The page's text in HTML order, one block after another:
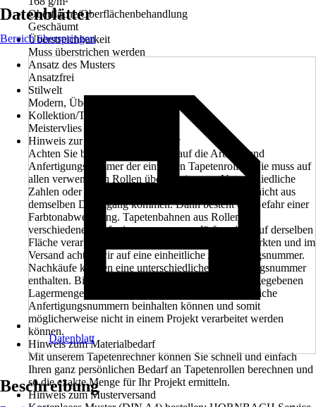
Oberfläche/Oberflächenbehandlung
Geschäumt
Überstreichbarkeit
Muss überstrichen werden
Ansatz des Musters
Ansatzfrei
Stilwelt
Modern, Überstreichen
Kollektion/Tapetenbuch
Meistervlies PRO Protect
Hinweis zur Anfertigungsnummer
Achten Sie beim Kauf unbedingt auf die Artikel- und
Anfertigungsnummer der einzelnen Tapetenrollen. Sie muss auf
allen verwendeten Rollen übereinstimmen. Unterschiedliche
Zahlen oder Buchstaben bedeuten, dass die Rollen nicht aus
demselben Druckgang kommen. Dann besteht die Gefahr einer
Farbtonabweichung. Tapetenbahnen aus Rollen mit
verschiedenen Anfertigungsnummern dürfen nicht auf derselben
Fläche verarbeitet werden. Beim Verkauf in den Märkten und im
Versand achten wir auf eine einheitliche Anfertigungsnummer.
Nachkäufe können eine unterschiedliche Anfertigungsnummer
enthalten. Bitte beachten Sie außerdem, dass die angegebenen
Lagermengen in den Märkten ebenfalls unterschiedliche
Anfertigungsnummern beinhalten können und somit
möglicherweise nicht in einem Projekt verarbeitet werden
können.
Hinweis zum Materialbedarf
Mit unserem Tapetenrechner können Sie schnell und einfach
Ihren ganz persönlichen Bedarf an Tapetenrollen berechnen und
so die exakte Menge für Ihr Projekt ermitteln.
Hinweis zum Musterversand
Datenblätter
Bereich überspringen
Datenblatt
Beschreibung